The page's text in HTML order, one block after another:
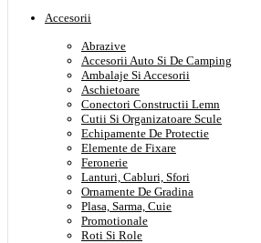
Accesorii
Abrazive
Accesorii Auto Si De Camping
Ambalaje Si Accesorii
Aschietoare
Conectori Constructii Lemn
Cutii Si Organizatoare Scule
Echipamente De Protectie
Elemente de Fixare
Feronerie
Lanturi, Cabluri, Sfori
Ornamente De Gradina
Plasa, Sarma, Cuie
Promotionale
Roti Si Role